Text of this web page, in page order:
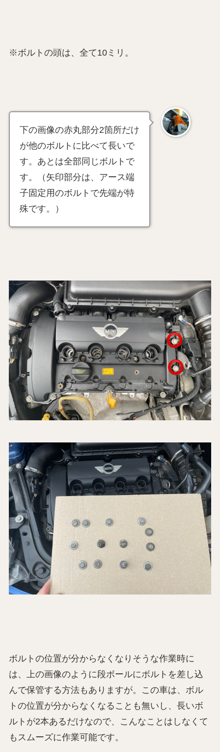
※ボルトの頭は、全て10ミリ。
下の画像の赤丸部分2箇所だけ
が他のボルトに比べて長いで
す。あとは全部同じボルトで
す。（矢印部分は、アース端
子固定用のボルトで先端が特
殊です。）
ボルトの位置が分からなくなりそうな作業時に
は、上の画像のように段ボールにボルトを差し込
んで保管する方法もありますが。この車は、ボル
トの位置が分からなくなることも無いし、長いボ
ルトが2本あるだけなので、こんなことはしなくて
もスムーズに作業可能です。